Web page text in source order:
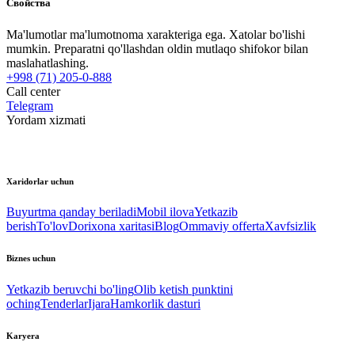
Свойства
Ma'lumotlar ma'lumotnoma xarakteriga ega. Xatolar bo'lishi
mumkin. Preparatni qo'llashdan oldin mutlaqo shifokor bilan
maslahatlashing.
+998 (71) 205-0-888
Call center
Telegram
Yordam xizmati
Xaridorlar uchun
Buyurtma qanday beriladiMobil ilovaYetkazib
berishTo'lovDorixona xaritasiBlogOmmaviy offertaXavfsizlik
Biznes uchun
Yetkazib beruvchi bo'lingOlib ketish punktini
ochingTenderlarIjaraHamkorlik dasturi
Karyera